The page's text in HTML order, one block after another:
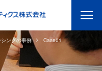
ングの事例 Case01